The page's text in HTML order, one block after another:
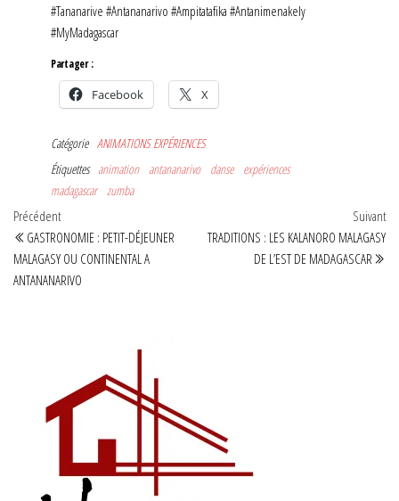
#Tananarive #Antananarivo #Ampitatafika #Antanimenakely
#MyMadagascar
Partager :
Facebook X
Catégorie ANIMATIONS EXPÉRIENCES
Étiquettes animation antananarivo danse
expériences
madagascar
zumba
Navigation
de
l’article
Article
précédent
Précédent
GASTRONOMIE : PETIT-DÉJEUNER
MALAGASY OU CONTINENTAL A
ANTANANARIVO
Suivant
TRADITIONS : LES KALANORO MALAGASY
DE L’EST DE MADAGASCAR